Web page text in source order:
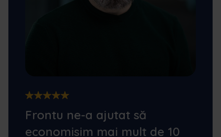
Frontu ne-a ajutat să
economisim mai mult de 10